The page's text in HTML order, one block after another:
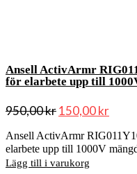
Ansell ActivArmr
för elarbete upp till
950,00kr150,00kr
Ansell ActivArmr
elarbete upp till 1000V
Lägg till i varukorg